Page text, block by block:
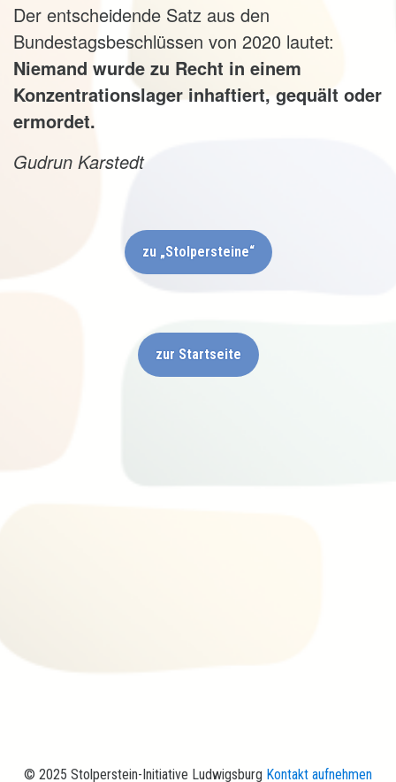
Der entscheidende Satz aus den
Bundestagsbeschlüssen von 2020 lautet:
Niemand wurde zu Recht in einem
Konzentrationslager inhaftiert, gequält oder
ermordet.
Gudrun Karstedt
zu „Stolpersteine“
zur Startseite
© 2025 Stolperstein-Initiative Ludwigsburg Kontakt aufnehmen